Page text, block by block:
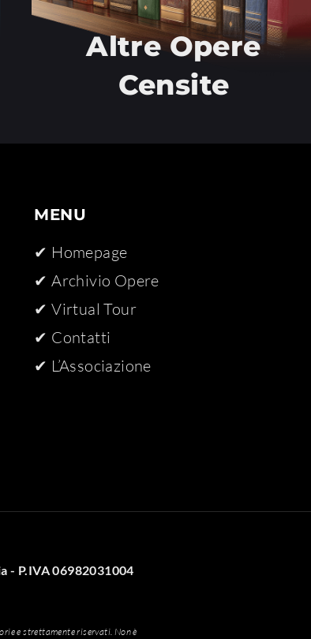
Altre Opere
Censite
MENU
✔ Homepage
✔ Archivio Opere​
✔ Virtual Tour
✔ Contatti
✔ L’Associazione
- P.IVA 06982031004
e strettamente riservati. Non è